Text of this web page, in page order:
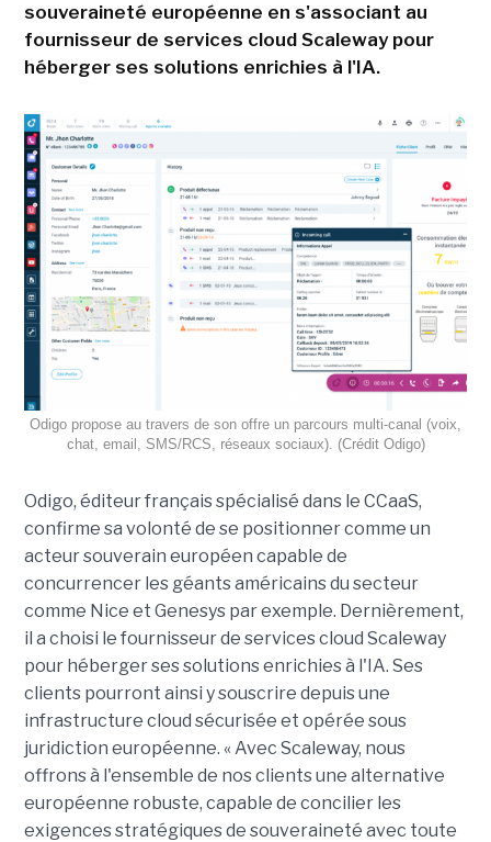
souveraineté européenne en s'associant au
fournisseur de services cloud Scaleway pour
héberger ses solutions enrichies à l'IA.
Odigo propose au travers de son offre un parcours multi-canal (voix,
chat, email, SMS/RCS, réseaux sociaux). (Crédit Odigo)
Odigo, éditeur français spécialisé dans le CCaaS,
confirme sa volonté de se positionner comme un
acteur souverain européen capable de
concurrencer les géants américains du secteur
comme Nice et Genesys par exemple. Dernièrement,
il a choisi le fournisseur de services cloud Scaleway
pour héberger ses solutions enrichies à l'IA. Ses
clients pourront ainsi y souscrire depuis une
infrastructure cloud sécurisée et opérée sous
juridiction européenne. « Avec Scaleway, nous
offrons à l'ensemble de nos clients une alternative
européenne robuste, capable de concilier les
exigences stratégiques de souveraineté avec toute